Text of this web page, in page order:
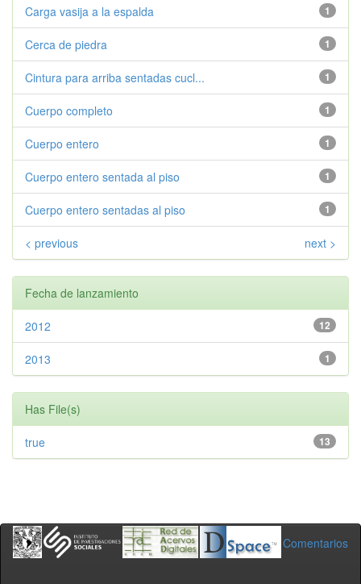
1
Carga vasija a la espalda
1
Cerca de piedra
1
Cintura para arriba sentadas cucl...
1
Cuerpo completo
1
Cuerpo entero
1
Cuerpo entero sentada al piso
1
Cuerpo entero sentadas al piso
< previous next >
Fecha de lanzamiento
12
2012
1
2013
Has File(s)
13
true
Comentarios